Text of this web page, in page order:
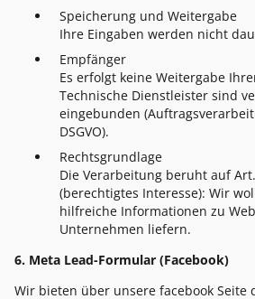
Speicherung und Weitergabe
Ihre Eingaben werden nicht
Empfänger
Es erfolgt keine Weitergabe
Technische Dienstleister sind
eingebunden
DSGVO).
Rechtsgrundlage
Die Verarbeitung beruht auf
(berechtigtes Interesse): Wir
hilfreiche Informationen zu
Unternehmen liefern.
6. Meta Lead-Formular (Facebook)
Wir bieten über unsere facebook Seite